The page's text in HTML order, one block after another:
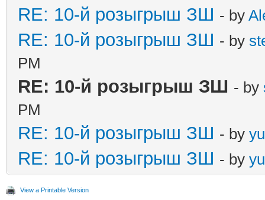
RE: 10-й розыгрыш ЗШ - by
RE: 10-й розыгрыш ЗШ - by
PM
RE: 10-й розыгрыш ЗШ - by
PM
RE: 10-й розыгрыш ЗШ - by
RE: 10-й розыгрыш ЗШ - by
View a Printable Version